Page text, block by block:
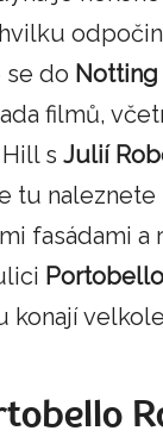
se do
filmů,
s Julií
tu
fasádami a
konají